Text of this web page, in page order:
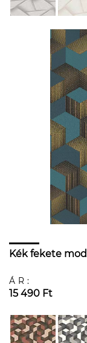
Kék fekete
ÁR:
15 490 Ft